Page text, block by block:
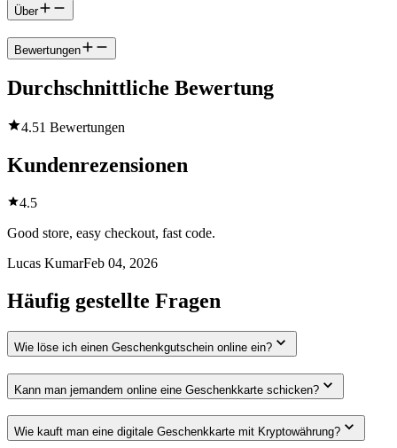
Über
Bewertungen
Durchschnittliche Bewertung
4.51 Bewertungen
Kundenrezensionen
4.5
Good store, easy checkout, fast code.
Lucas KumarFeb 04, 2026
Häufig gestellte Fragen
Wie löse ich einen Geschenkgutschein online ein?
Kann man jemandem online eine Geschenkkarte schicken?
Wie kauft man eine digitale Geschenkkarte mit Kryptowährung?